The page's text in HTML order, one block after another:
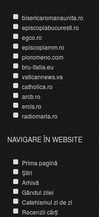
bisericaromanaunita.ro
episcopiabucuresti.ro
egco.ro
episcopiamm.ro
pioromeno.com
bru-italia.eu
vaticannews.va
catholica.ro
arcb.ro
ercis.ro
radiomaria.ro
NAVIGARE ÎN WEBSITE
Prima pagină
Știri
Arhivă
Gândul zilei
Catehismul zi de zi
Recenzii cărți